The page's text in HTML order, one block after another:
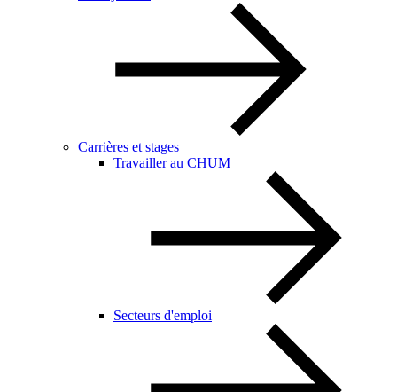
Carrières et stages
Travailler au CHUM
Secteurs d'emploi